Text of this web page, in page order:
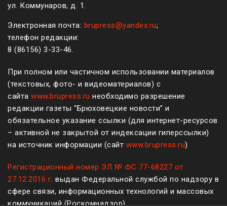
ул. Коммунаров, д. 1.
Электронная почта: brupress@yandex.ru;
телефон редакции:
8 (861 56) 3-33-46.
При полном или частичном использовании материалов
(текстовых, фото- и видеоматериалов) с
сайта www.brupress.ru необходимо разрешение
редакции газеты “Брюховецкие новости” и
обязательное указание ссылки (для интернет-ресурсов
– активной не закрытой от индексации гиперссылки)
на источник информации (сайт www.brupress.ru)
Регистрационный номер ЭЛ № ФС 77-68227 от
27.12.2016 г. выдан Федеральной службой по надзору в
сфере связи, информационных технологий и массовых
коммуникаций (Роскомнадзор)